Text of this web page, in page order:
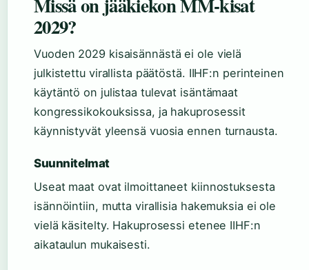
2029?
Vuoden 2029 kisaisännästä ei ole vielä
julkistettu virallista päätöstä. IIHF:n perinteinen
käytäntö on julistaa tulevat isäntämaat
kongressikokouksissa, ja hakuprosessit
käynnistyvät yleensä vuosia ennen turnausta.
Suunnitelmat
Useat maat ovat ilmoittaneet kiinnostuksesta
isännöintiin, mutta virallisia hakemuksia ei ole
vielä käsitelty. Hakuprosessi etenee IIHF:n
aikataulun mukaisesti.